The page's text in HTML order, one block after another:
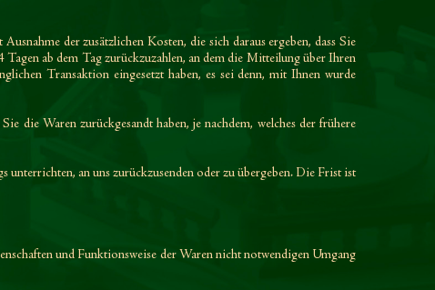
der zusätzlichen Kosten, die sich daraus ergeben, dass Sie
Tagenab dem Tag zurückzuzahlen, an dem die Mitteilung über Ihren
Transaktion eingesetzt haben, es sei denn, mit Ihnen wurde
die Waren zurückgesandt haben, je nachdem, welches der frühere
unterrichten, an uns zurückzusenden oder zu übergeben. Die Frist ist
und Funktionsweise der Waren nicht notwendigen Umgang